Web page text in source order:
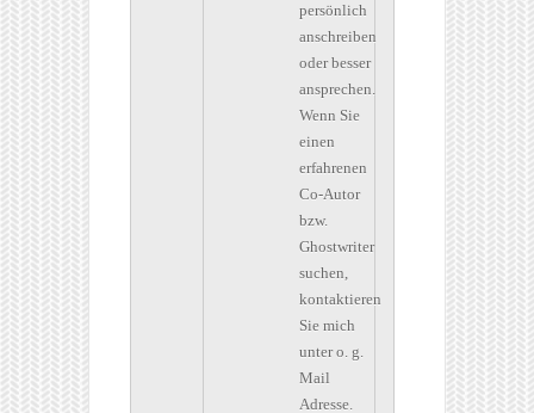
persönlich
anschreiben
oder besser
ansprechen.
Wenn Sie
einen
erfahrenen
Co-Autor
bzw.
Ghostwriter
suchen,
kontaktieren
Sie mich
unter o. g.
Mail
Adresse.